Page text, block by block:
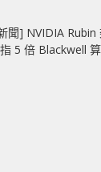
聞] NVIDIA
5 倍 Blackwell